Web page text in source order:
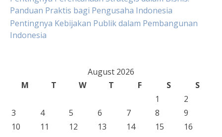
Panduan Praktis bagi Pengusaha Indonesia
Pentingnya Kebijakan Publik dalam Pembangunan
Indonesia
August 2026
M
T W T F S
S
1
2
3
4 5 6 7 8
9
10
11 12 13 14 15
16